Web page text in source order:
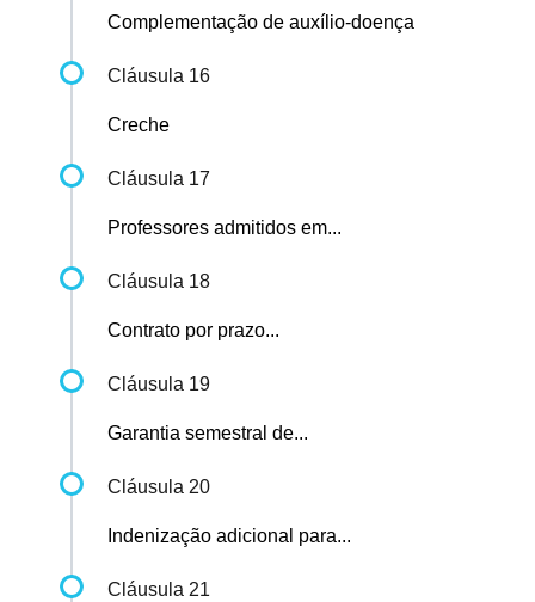
Complementação de auxílio-doença
Cláusula 16
Creche
Cláusula 17
Professores admitidos em...
Cláusula 18
Contrato por prazo...
Cláusula 19
Garantia semestral de...
Cláusula 20
Indenização adicional para...
Cláusula 21